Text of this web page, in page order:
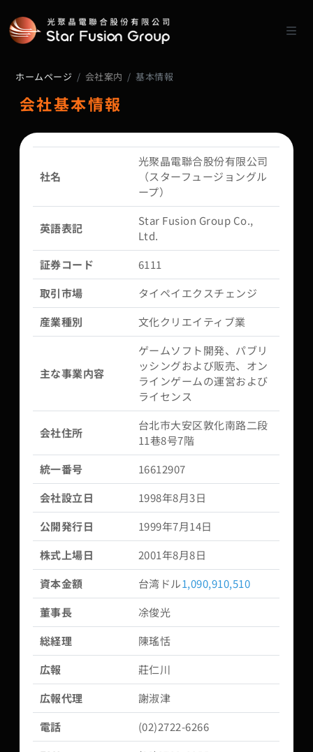
ホームページ 会社案内 基本情報
会社基本情報
社名
光聚晶電聯合股份有限公司
（スターフュージョングル
ープ）
英語表記
Star Fusion Group Co.,
Ltd.
証券コード
6111
取引市場
タイペイエクスチェンジ
産業種別
文化クリエイティブ業
主な事業内容
ゲームソフト開発、パブリ
ッシングおよび販売、オン
ラインゲームの運営および
ライセンス
会社住所
台北市大安区敦化南路二段
11巷8号7階
統一番号
16612907
会社設立日
1998年8月3日
公開発行日
1999年7月14日
株式上場日
2001年8月8日
資本金額
台湾ドル1,090,910,510
董事長
凃俊光
総経理
陳瑤恬
広報
莊仁川
広報代理
謝淑津
電話
(02)2722-6266